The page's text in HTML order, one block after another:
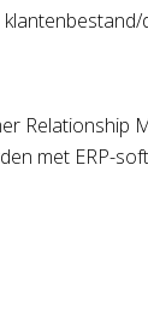
Relationship
met ERP-